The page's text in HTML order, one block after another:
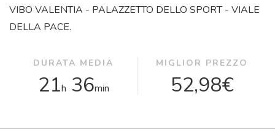
VIBO VALENTIA - PALAZZETTO DELLO SPORT - VIALE
DELLA PACE.
DURATA MEDIA
21h 36min
MIGLIOR PREZZO
52,98€